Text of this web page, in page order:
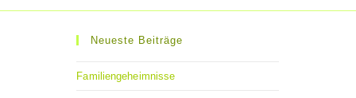
Neueste Beiträge
Familiengeheimnisse